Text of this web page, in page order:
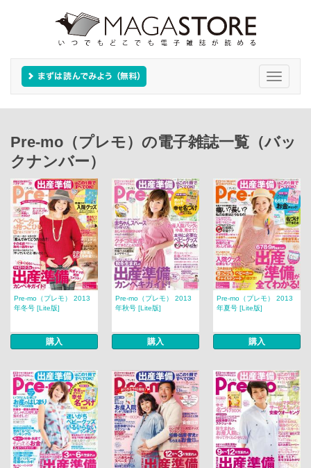
Toggle
Pre-mo（プレモ）の電子雑誌一覧（バッ
クナンバー）
Pre-mo（プレモ） 2013
年冬号 [Lite版]
購入
Pre-mo（プレモ） 2013
年秋号 [Lite版]
購入
Pre-mo（プレモ） 2013
年夏号 [Lite版]
購入